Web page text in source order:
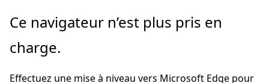
Passer
directement
au
Passer
la
Ce navigateur n’est plus pris en
charge.
Effectuez une mise à niveau vers Microsoft Edge pour